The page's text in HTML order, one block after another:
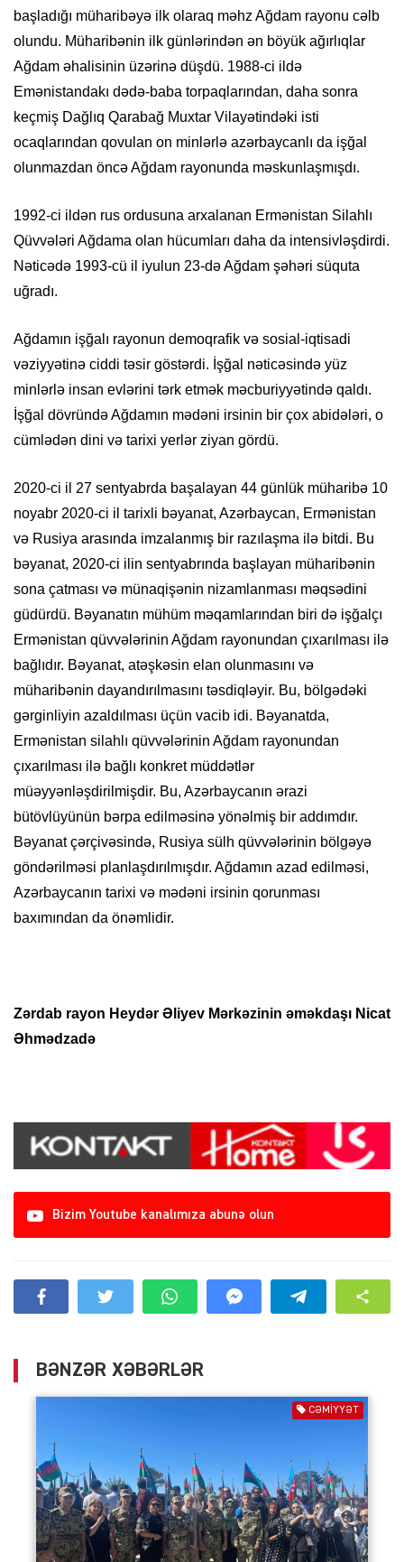
başladığı müharibəyə ilk olaraq məhz Ağdam rayonu cəlb
olundu. Müharibənin ilk günlərindən ən böyük ağırlıqlar
Ağdam əhalisinin üzərinə düşdü. 1988-ci ildə
Emənistandakı dədə-baba torpaqlarından, daha sonra
keçmiş Dağlıq Qarabağ Muxtar Vilayətindəki isti
ocaqlarından qovulan on minlərlə azərbaycanlı da işğal
olunmazdan öncə Ağdam rayonunda məskunlaşmışdı.
1992-ci ildən rus ordusuna arxalanan Ermənistan Silahlı
Qüvvələri Ağdama olan hücumları daha da intensivləşdirdi.
Nəticədə 1993-cü il iyulun 23-də Ağdam şəhəri süquta
uğradı.
Ağdamın işğalı rayonun demoqrafik və sosial-iqtisadi
vəziyyətinə ciddi təsir göstərdi. İşğal nəticəsində yüz
minlərlə insan evlərini tərk etmək məcburiyyətində qaldı.
İşğal dövründə Ağdamın mədəni irsinin bir çox abidələri, o
cümlədən dini və tarixi yerlər ziyan gördü.
2020-ci il 27 sentyabrda başalayan 44 günlük müharibə 10
noyabr 2020-ci il tarixli bəyanat, Azərbaycan, Ermənistan
və Rusiya arasında imzalanmış bir razılaşma ilə bitdi. Bu
bəyanat, 2020-ci ilin sentyabrında başlayan müharibənin
sona çatması və münaqişənin nizamlanması məqsədini
güdürdü. Bəyanatın mühüm məqamlarından biri də işğalçı
Ermənistan qüvvələrinin Ağdam rayonundan çıxarılması ilə
bağlıdır. Bəyanat, atəşkəsin elan olunmasını və
müharibənin dayandırılmasını təsdiqləyir. Bu, bölgədəki
gərginliyin azaldılması üçün vacib idi. Bəyanatda,
Ermənistan silahlı qüvvələrinin Ağdam rayonundan
çıxarılması ilə bağlı konkret müddətlər
müəyyənləşdirilmişdir. Bu, Azərbaycanın ərazi
bütövlüyünün bərpa edilməsinə yönəlmiş bir addımdır.
Bəyanat çərçivəsində, Rusiya sülh qüvvələrinin bölgəyə
göndərilməsi planlaşdırılmışdır. Ağdamın azad edilməsi,
Azərbaycanın tarixi və mədəni irsinin qorunması
baxımından da önəmlidir.
Zərdab rayon Heydər Əliyev Mərkəzinin əməkdaşı Nicat
Əhmədzadə
Bizim Youtube kanalımıza abunə olun
BƏNZƏR XƏBƏRLƏR
CƏMIYYƏT